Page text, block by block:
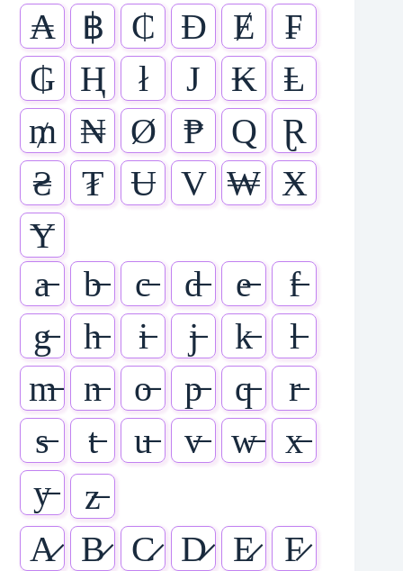
₳
฿ ₵ Đ Ɇ
₣
₲
Ⱨ ł J ₭
Ⱡ
₥
₦ Ø ₱ Q
Ɽ
₴
₮ Ʉ V ₩ Ӿ
Ɏ
a̶
b̶ c̶ d̶ e̶
f̶
g̶
h̶ i̶ j̶ k̶
l̶
m̶
n̶ o̶ p̶ q̶
r̶
s̶
t̶ u̶ v̶ w̶
x̶
y̶
z̶
A̷
B̷ C̷ D̷ E̷
F̷